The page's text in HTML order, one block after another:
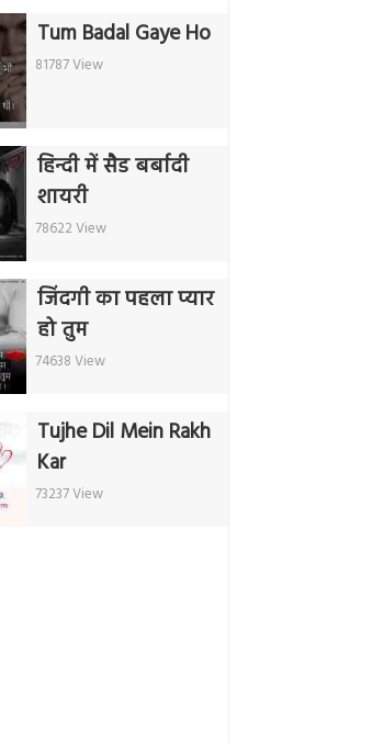
Tum Badal Gaye Ho
81787 View
हिन्दी में सैड बर्बादी
शायरी
78622 View
जिंदगी का पहला प्यार
हो तुम
74638 View
Tujhe Dil Mein Rakh
Kar
73237 View